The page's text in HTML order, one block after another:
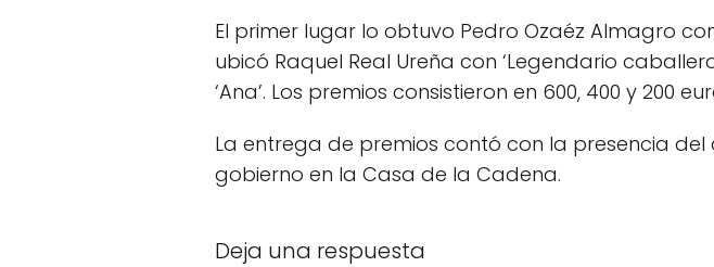
El primer lugar lo obtuvo Pedro Ozaéz Almagro
ubicó Raquel Real Ureña con ‘Legendario
‘Ana’. Los premios consistieron en 600, 400 y 200
La entrega de premios contó con la presencia
gobierno en la Casa de la Cadena.
Deja una respuesta